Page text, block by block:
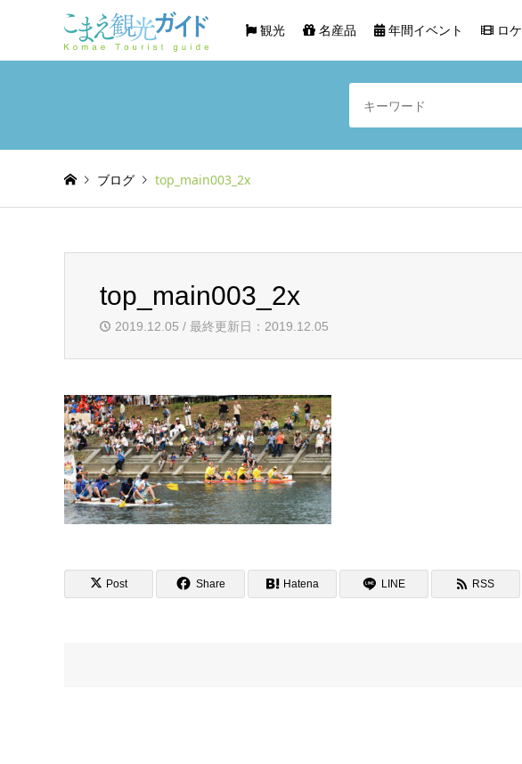
観光 名産品 年間イベント ロ
ブログ top_main003_2x
top_main003_2x
2019.12.05 / 最終更新日：2019.12.05
Post Share Hatena LINE RSS